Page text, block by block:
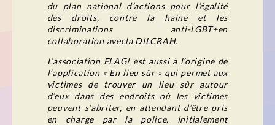
du plan national d’actions pour l’égalité
des droits, contre la haine et les
discriminations anti-LGBT+en
collaboration avecla DILCRAH.
L’association FLAG! est aussi à l’origine de
l’application « En lieu sûr » qui permet aux
victimes de trouver un lieu sûr autour
d’eux dans des endroitsoù les victimes
peuvent s’abriter, en attendant d’être pris
en charge par la police. Initialement